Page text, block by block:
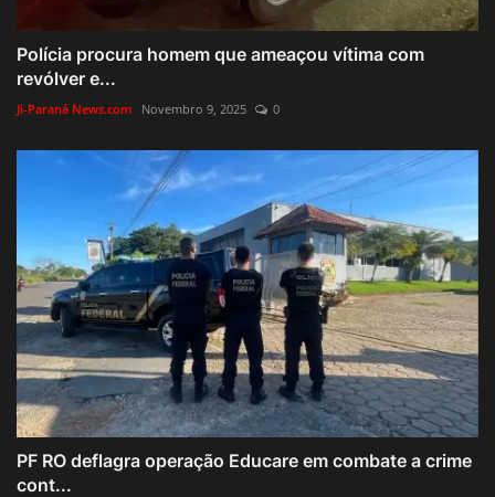
Polícia procura homem que ameaçou vítima com
revólver e...
Ji-Paraná News.com Novembro 9, 2025 0
PF RO deflagra operação Educare em combate a crime
cont...